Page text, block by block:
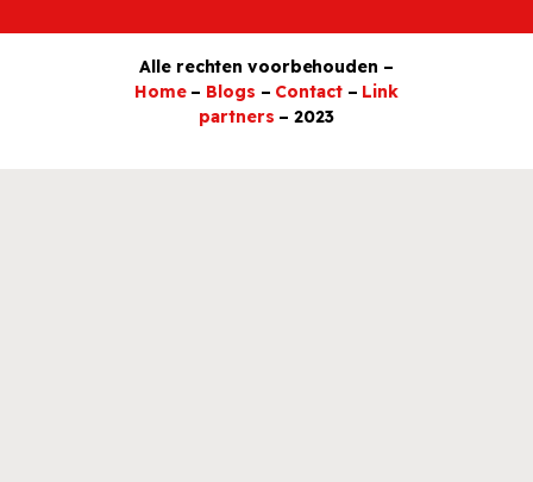
Alle rechten voorbehouden –
Home – Blogs – Contact – Link
partners – 2023